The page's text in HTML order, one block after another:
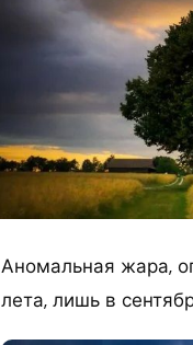
Аномальная жара,
лета, лишь в